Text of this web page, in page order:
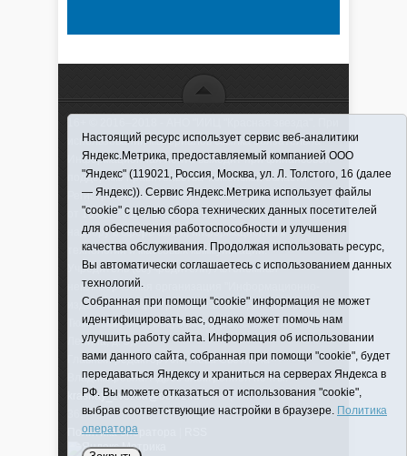
использовании материалов ссылка обязательна
Информационная лента выходит при финансовой
поддержке правительства Тюменской области
Регистрационный номер СМИ ЭЛ № ФС 77-66066
от 10.06. 2016 г. выдано Федеральной службой по
надзору в сфере связи, информационных
технологий и массовых коммуникаций.
Учредитель (соучредители) Автономная
некоммерческая организация "Информационно-
издательский центр "Красная звезда"" (627570,
Тюменская обл., Викуловский р-н, с. Викулово, ул.
Ленина, д. 5).
Главный редактор Антюхова Светлана
Владимировна. Адрес электронной почты:
krasnay_zvezda@obl72.ruТелефон: 2-42-32; 2-41-
36.
Политика оператора
Настоящий ресурс использует сервис веб-аналитики
Яндекс.Метрика, предоставляемый компанией ООО
"Яндекс" (119021, Россия, Москва, ул. Л. Толстого, 16 (далее
— Яндекс)). Сервис Яндекс.Метрика использует файлы
"cookie" с целью сбора технических данных посетителей
для обеспечения работоспособности и улучшения
качества обслуживания. Продолжая использовать ресурс,
Вы автоматически соглашаетесь с использованием данных
технологий.
Собранная при помощи "cookie" информация не может
идентифицировать вас, однако может помочь нам
улучшить работу сайта. Информация об использовании
вами данного сайта, собранная при помощи "cookie", будет
передаваться Яндексу и храниться на серверах Яндекса в
РФ. Вы можете отказаться от использования "cookie",
выбрав соответствующие настройки в браузере. Политика
оператора